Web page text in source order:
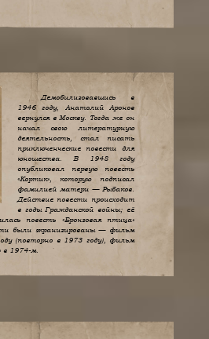
Демобилизовавшись в
1946 году, Анатолий Аронов
вернулся в Москву. Тогда же он
начал свою литературную
деятельность, стал писать
приключенческие повести для
юношества. В 1948 году
опубликовал первую повесть
«Кортик», которую подписал
фамилией матери — Рыбаков.
Действие повести происходит
в годы Гражданской войны; её
повесть «Бронзовая птица»
были экранизированы — фильм
(повторно в 1973 году), фильм
в 1974-м.